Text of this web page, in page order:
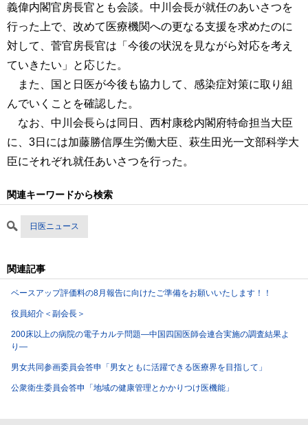
義偉内閣官房長官とも会談。中川会長が就任のあいさつを
行った上で、改めて医療機関への更なる支援を求めたのに
対して、菅官房長官は「今後の状況を見ながら対応を考え
ていきたい」と応じた。
また、国と日医が今後も協力して、感染症対策に取り組
んでいくことを確認した。
なお、中川会長らは同日、西村康稔内閣府特命担当大臣
に、3日には加藤勝信厚生労働大臣、萩生田光一文部科学大
臣にそれぞれ就任あいさつを行った。
関連キーワードから検索
日医ニュース
関連記事
ベースアップ評価料の8月報告に向けたご準備をお願いいたします！！
役員紹介＜副会長＞
200床以上の病院の電子カルテ問題―中国四国医師会連合実施の調査結果よ
り―
男女共同参画委員会答申「男女ともに活躍できる医療界を目指して」
公衆衛生委員会答申「地域の健康管理とかかりつけ医機能」